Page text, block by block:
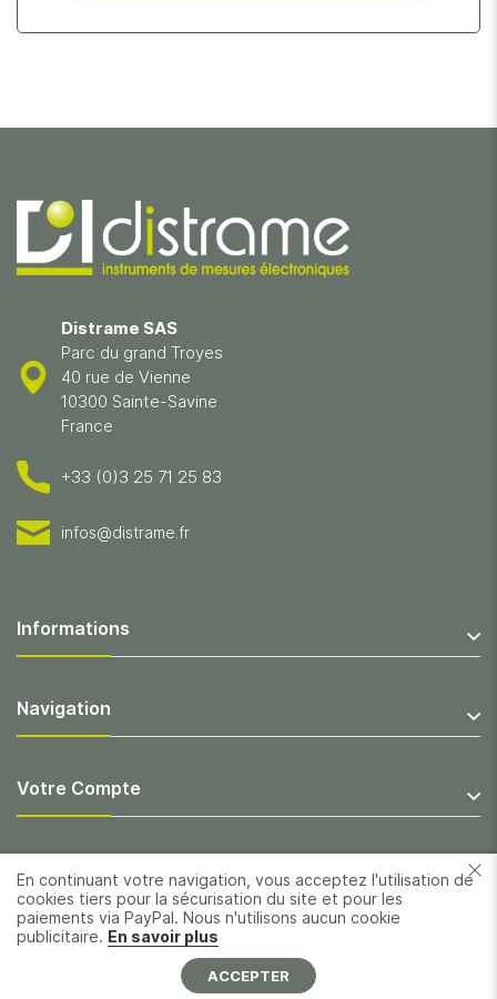
En continuant votre navigation, vous acceptez l'utilisation de
cookies tiers pour la sécurisation du site et pour les
paiements via PayPal. Nous n'utilisons aucun cookie
publicitaire. En savoir plus
ACCEPTER
Distrame SAS
Parc du grand Troyes
40 rue de Vienne
10300 Sainte-Savine
France
+33 (0)3 25 71 25 83
infos@distrame.fr
Informations
Navigation
Votre Compte